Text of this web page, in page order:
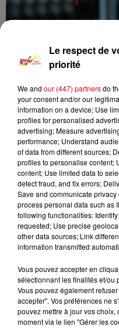
RDC infos
RDC RADIO
Les Infos Locales
0:00
5 mars 2026
LE JOURNAL DU
MUNICIPALES :
QUATRE LISTES DE
Élections municipales :
Le respect de
priorité
We and our (447) partnersdo
your consent and/or our
information on a device; Use
profiles for personalised
advertising; Measure
performance; Understand
of data from different sources;
profiles to personalise content;
content; Use limited data to
detect fraud, and fix errors;
Save and communicate
process personal data such as
following functionalities:
requested; Use precise
other data sources; Link
information transmitted
Vous pouvez accepter en
sélectionnant les finalités et/ou
Vous pouvez également
accepter". Vos préférences ne
pouvez mettre à jour vos
moment via le lien "Gérer les